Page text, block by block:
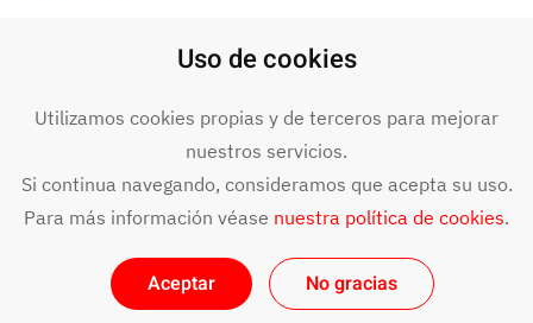
BIT4DATA. Todos los derechos reservados. Aviso legal y
términos de uso.
Declaración de accesibilidad
Uso de cookies
Utilizamos cookies propias y de terceros para mejorar
nuestros servicios.
Si continua navegando, consideramos que acepta su uso.
Para más información véase nuestra política de cookies.
Aceptar No gracias